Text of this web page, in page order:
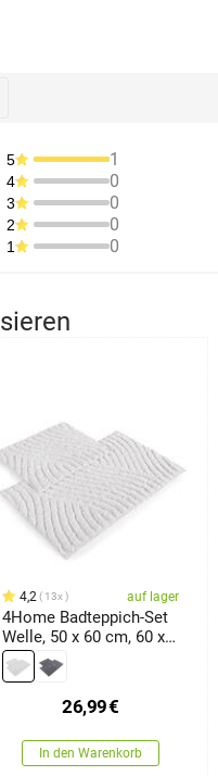
5 1
4 0
3 0
2 0
1 0
4,2 13x auf lager
4Home Badteppich-Set
Welle, 50 x 60 cm, 60 x
100 cm
26,99€
In den Warenkorb